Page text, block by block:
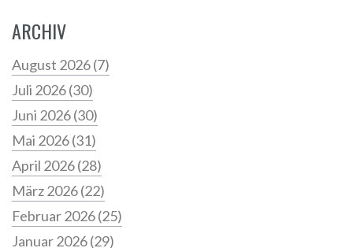
ARCHIV
August 2026(7)
Juli 2026(30)
Juni 2026(30)
Mai 2026(31)
April 2026(28)
März 2026(22)
Februar 2026(25)
Januar 2026(29)